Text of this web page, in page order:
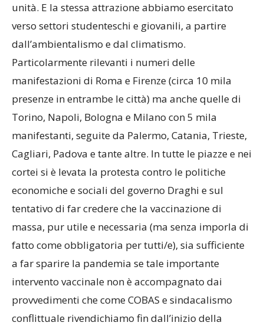
unità. E la stessa attrazione abbiamo esercitato
verso settori studenteschi e giovanili, a partire
dall’ambientalismo e dal climatismo.
Particolarmente rilevanti i numeri delle
manifestazioni di Roma e Firenze (circa 10 mila
presenze in entrambe le città) ma anche quelle di
Torino, Napoli, Bologna e Milano con 5 mila
manifestanti, seguite da Palermo, Catania, Trieste,
Cagliari, Padova e tante altre. In tutte le piazze e nei
cortei si è levata la protesta contro le politiche
economiche e sociali del governo Draghi e sul
tentativo di far credere che la vaccinazione di
massa, pur utile e necessaria (ma senza imporla di
fatto come obbligatoria per tutti/e), sia sufficiente
a far sparire la pandemia se tale importante
intervento vaccinale non è accompagnato dai
provvedimenti che come COBAS e sindacalismo
conflittuale rivendichiamo fin dall’inizio della